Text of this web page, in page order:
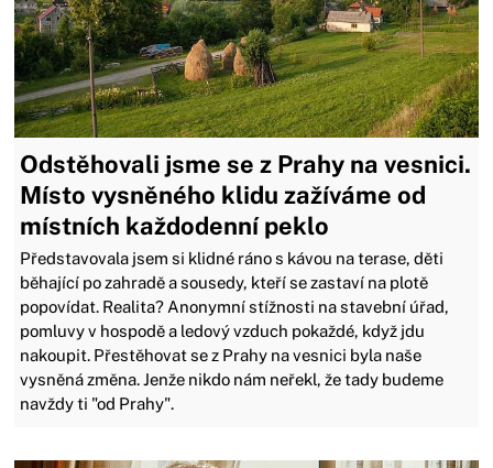
Odstěhovali jsme se z Prahy na vesnici.
Místo vysněného klidu zažíváme od
místních každodenní peklo
Představovala jsem si klidné ráno s kávou na terase, děti
běhající po zahradě a sousedy, kteří se zastaví na plotě
popovídat. Realita? Anonymní stížnosti na stavební úřad,
pomluvy v hospodě a ledový vzduch pokaždé, když jdu
nakoupit. Přestěhovat se z Prahy na vesnici byla naše
vysněná změna. Jenže nikdo nám neřekl, že tady budeme
navždy ti "od Prahy".